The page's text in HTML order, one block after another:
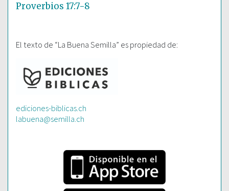
Proverbios 17:7-8
El texto de “La Buena Semilla” es propiedad de:
ediciones-biblicas.ch
labuena@semilla.ch